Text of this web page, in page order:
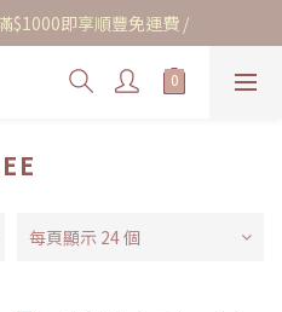
$1000即享順豐免運費 /
每頁顯示 24 個